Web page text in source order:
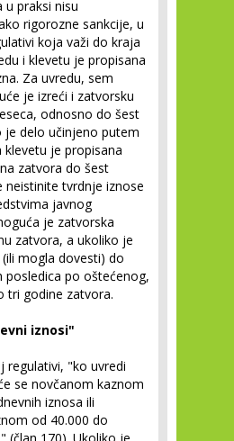
u praksi nisu
rigorozne sankcije, u
koja važi do kraja
i klevetu je propisana
Za uvredu, sem
je izreći i zatvorsku
odnosno do šest
je delo učinjeno putem
klevetu je propisana
zatvora do šest
neistinite tvrdnje iznose
javnog
je zatvorska
zatvora, a ukoliko je
mogla dovesti) do
posledica po oštećenog,
tri godine zatvora.
iznosi"
regulativi, "ko uvredi
se novčanom kaznom
iznosa ili
od 40.000 do